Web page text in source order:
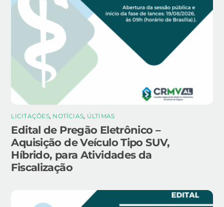
LICITAÇÕES, NOTÍCIAS, ÚLTIMAS
Edital de Pregão Eletrônico –
Aquisição de Veículo Tipo SUV,
Híbrido, para Atividades da
Fiscalização